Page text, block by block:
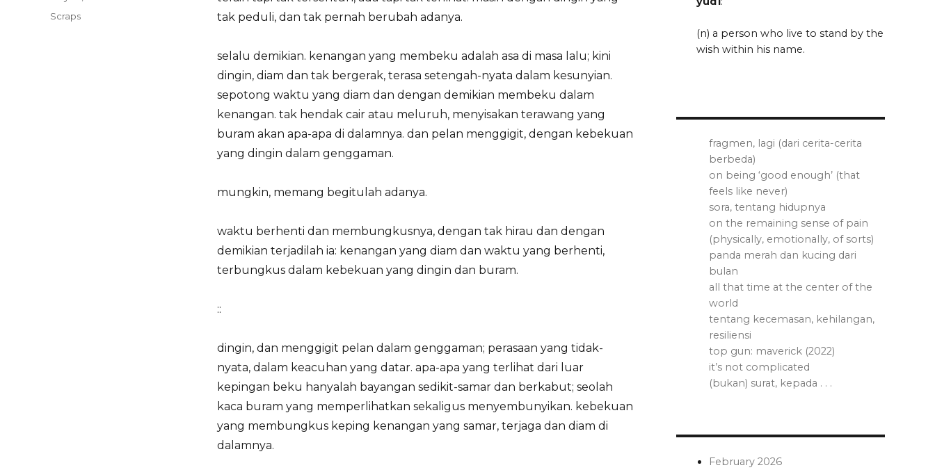
tak peduli, dan tak pernah berubah adanya.
selalu demikian. kenangan yang membeku adalah asa di masa lalu; kini
dingin, diam dan tak bergerak, terasa setengah-nyata dalam kesunyian.
sepotong waktu yang diam dan dengan demikian membeku dalam
kenangan. tak hendak cair atau meluruh, menyisakan terawang yang
buram akan apa-apa di dalamnya. dan pelan menggigit, dengan kebekuan
yang dingin dalam genggaman.
mungkin, memang begitulah adanya.
waktu berhenti dan membungkusnya, dengan tak hirau dan dengan
demikian terjadilah ia: kenangan yang diam dan waktu yang berhenti,
terbungkus dalam kebekuan yang dingin dan buram.
::
dingin, dan menggigit pelan dalam genggaman; perasaan yang tidak-
nyata, dalam keacuhan yang datar. apa-apa yang terlihat dari luar
kepingan beku hanyalah bayangan sedikit-samar dan berkabut; seolah
kaca buram yang memperlihatkan sekaligus menyembunyikan. kebekuan
yang membungkus keping kenangan yang samar, terjaga dan diam di
dalamnya.
Categories
Scraps
(n) a person who live to stand by the
wish within his name.
fragmen, lagi (dari cerita-cerita
berbeda)
on being ‘good enough’ (that
feels like never)
sora, tentang hidupnya
on the remaining sense of pain
(physically, emotionally, of sorts)
panda merah dan kucing dari
bulan
all that time at the center of the
world
tentang kecemasan, kehilangan,
resiliensi
top gun: maverick (2022)
it’s not complicated
(bukan) surat, kepada . . .
February 2026